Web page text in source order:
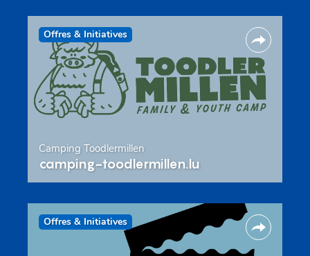
Offres & Initiatives
Camping Toodlermillen
camping-toodlermillen.lu
Offres & Initiatives